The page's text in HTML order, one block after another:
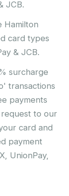
JCB.
Hamilton
card types
& JCB.
surcharge
transactions
payments
request to our
card and
payment
UnionPay,